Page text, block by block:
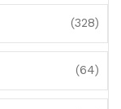
(328)
(64)